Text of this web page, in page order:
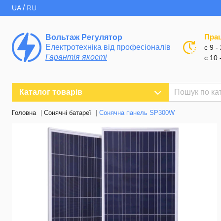
UA/ RU
Вольтаж Регулятор
Електротехніка від професіоналів
Гарантія якості
с 9 -
с 10
Каталог товарів
Головна Cонячні батареї Cонячна панель SP300W